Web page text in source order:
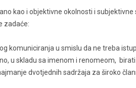
kao i objektivne okolnosti i
zadaće:
komuniciranja u smislu da ne treba
u skladu sa imenom i renomeom,
dvotjednih sadržaja za široko